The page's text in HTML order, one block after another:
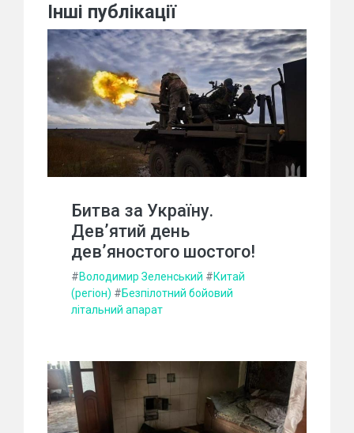
Інші публікації
Битва за Україну.
Дев’ятий день
дев’яностого шостого!
#Володимир Зеленський #Китай
(регіон) #Безпілотний бойовий
літальний апарат